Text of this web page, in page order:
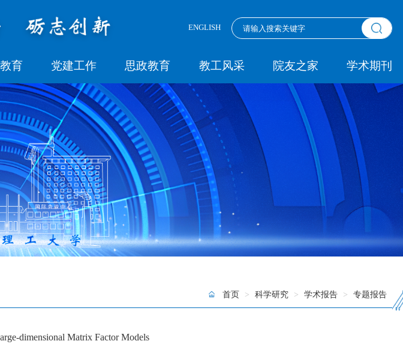
ENGLISH
育 党建工作 思政教育 教工风采 院友之家 学术期刊
首页 > 科学研究 > 学术报告 > 专题报告
dimensional Matrix Factor Models